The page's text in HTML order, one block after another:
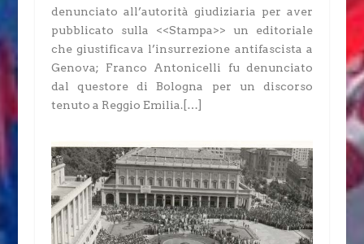
denunciato all’autorità giudiziaria per aver
pubblicato sulla <<Stampa>> un editoriale
che giustificava l’insurrezione antifascista a
Genova; Franco Antonicelli fu denunciato
dal questore di Bologna per un discorso
tenuto a Reggio Emilia.[…]